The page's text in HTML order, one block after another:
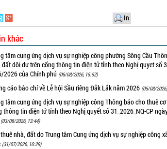
In
khác
tâm cung ứng dịch vụ sự nghiệp công phường Sông Cầu
đất dôi dư trên cổng thông tin điện tử tỉnh theo Nghị quyet số
2026 của Chính phủ (06/08/2026, 15:52)
cáo báo chí về Lễ hội Sầu riêng Đắk Lắk năm 2026 (05/08/
tâm cung ứng dịch vụ sự nghiệp công Thông báo cho thuê
thông tin điện tử tỉnh theo Nghị quyết số 31_2026_NQ-CP
(03/08/2026, 13:44)
nhà, đất do Trung tâm Cung ứng dịch vụ sự nghiệp công
(31/07/2026, 16:29)